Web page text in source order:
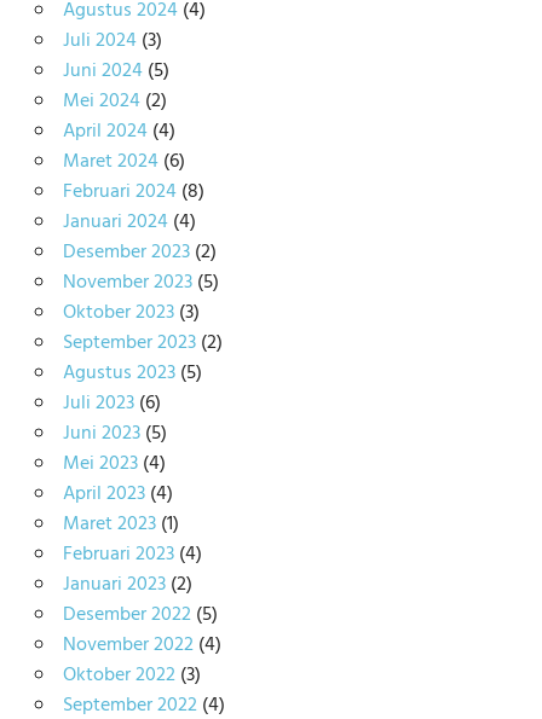
Agustus 2024(4)
Juli 2024(3)
Juni 2024(5)
Mei 2024(2)
April 2024(4)
Maret 2024(6)
Februari 2024(8)
Januari 2024(4)
Desember 2023(2)
November 2023(5)
Oktober 2023(3)
September 2023(2)
Agustus 2023(5)
Juli 2023(6)
Juni 2023(5)
Mei 2023(4)
April 2023(4)
Maret 2023(1)
Februari 2023(4)
Januari 2023(2)
Desember 2022(5)
November 2022(4)
Oktober 2022(3)
September 2022(4)